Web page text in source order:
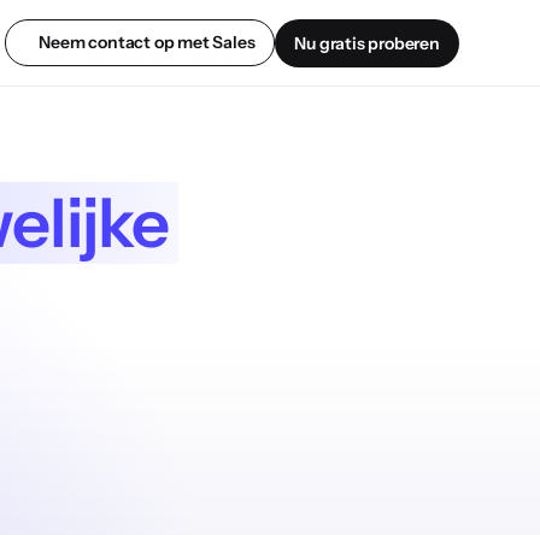
Neem contact op met Sales Nu gratis proberen